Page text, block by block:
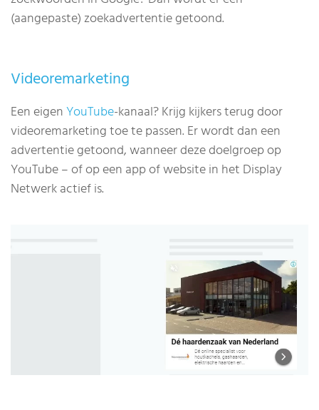
(aangepaste) zoekadvertentie getoond.
Videoremarketing
Een eigenYouTube-kanaal? Krijg kijkers terug door
videoremarketing toe te passen. Er wordt dan een
advertentie getoond, wanneer deze doelgroep op
YouTube – of op een app of website in het Display
Netwerk actief is.